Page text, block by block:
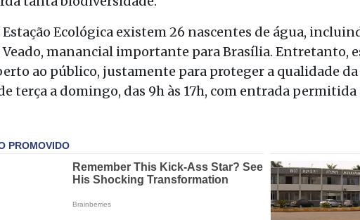
Ecológica existem 26 nascentes de água,
Veado, manancial importante para Brasília. Entretanto,
ao público, justamente para proteger a qualidade da
terça a domingo, das 9h às 17h, com entrada permitida